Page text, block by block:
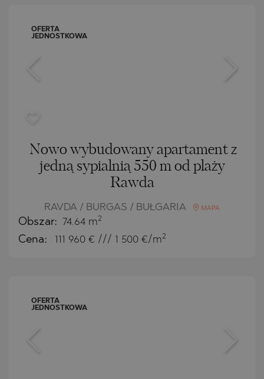
OFERTA
JEDNOSTKOWA
Nowo wybudowany apartament z
jedną sypialnią 550 m od plaży
Rawda
RAVDA / BURGAS / BUŁGARIA MAPA
Obszar: 74.64 m2
Cena: 111 960 € /// 1 500 €/m2
OFERTA
JEDNOSTKOWA